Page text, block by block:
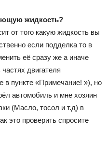
жидкость?
от того какую жидкость вы
если подделка то в
её сразу же а иначе
двигателя
в пункте «Примечание! »), но
автомобиль и мне хозяин
(Масло, тосол и т.д) в
это проверить спросите